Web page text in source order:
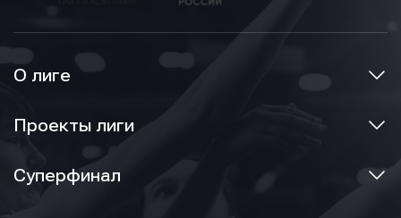
О лиге
Проекты лиги
Суперфинал